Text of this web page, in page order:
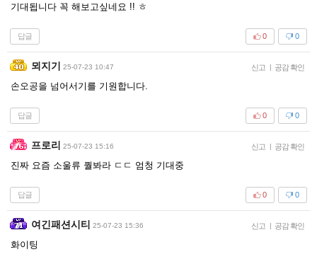
기대됩니다 꼭 해보고싶네요 !! ㅎ
답글 0
0
뫼지기 25-07-23 10:47 신고 | 공감 확인
손오공을 넘어서기를 기원합니다.
답글 0
0
프로리 25-07-23 15:16 신고 | 공감 확인
진짜 요즘 소울류 퀄봐라 ㄷㄷ 엄청 기대중
답글 0
0
여긴패션시티 25-07-23 15:36 신고 | 공감 확인
화이팅